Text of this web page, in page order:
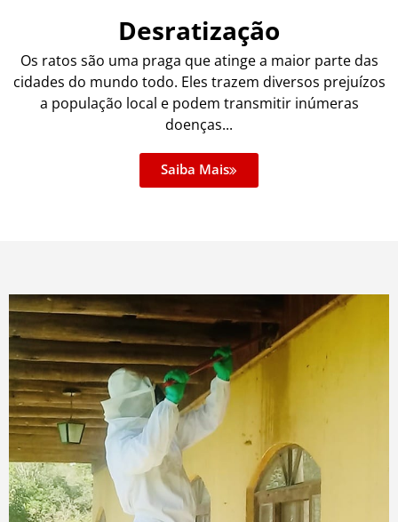
Desratização
Os ratos são uma praga que atinge a maior parte das
cidades do mundo todo. Eles trazem diversos prejuízos
a população local e podem transmitir inúmeras
doenças...
Saiba Mais